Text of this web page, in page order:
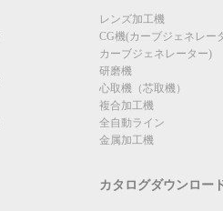
レンズ加工機
CG機(カーブジェネレー
カーブジェネレーター)
研磨機
心取機（芯取機）
複合加工機
全自動ライン
金属加工機
カタログダウンロー